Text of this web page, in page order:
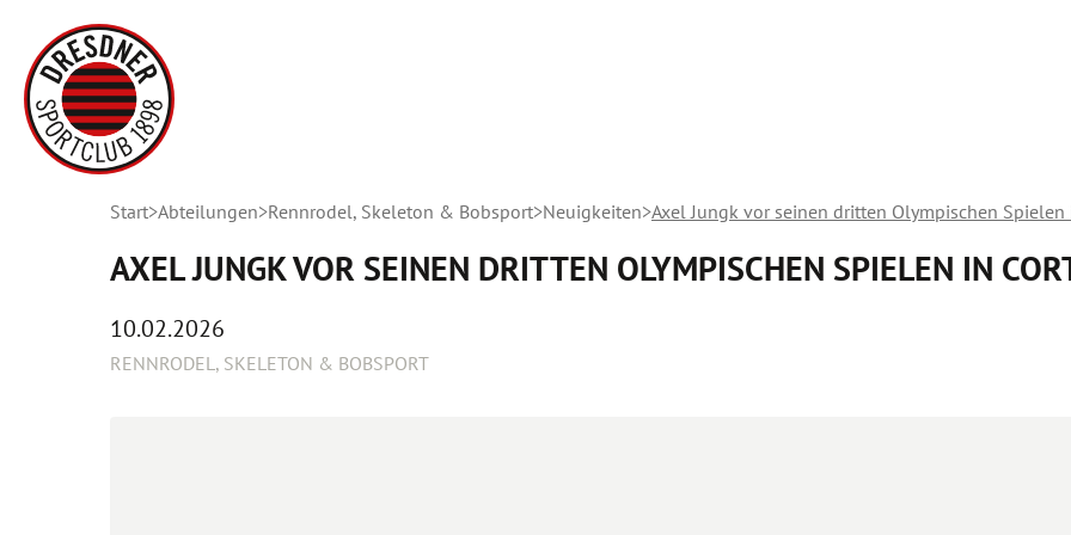
Start Abteilungen Rennrodel, Skeleton & Bobsport Neuigkeiten Axel Jungk vor seinen dritten Olympischen Spielen
AXEL JUNGK VOR SEINEN DRITTEN OLYMPISCHEN SPIELEN IN
10.02.2026
RENNRODEL, SKELETON & BOBSPORT